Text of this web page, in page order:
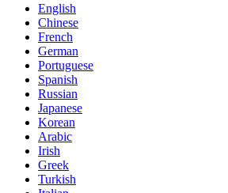
English
Chinese
French
German
Portuguese
Spanish
Russian
Japanese
Korean
Arabic
Irish
Greek
Turkish